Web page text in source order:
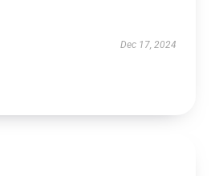
Dec 17, 2024